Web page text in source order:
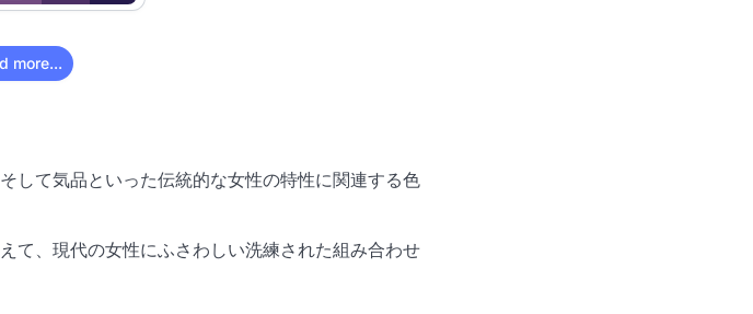
more...
して気品といった伝統的な女性の特性に関連する色
て、現代の女性にふさわしい洗練された組み合わせ